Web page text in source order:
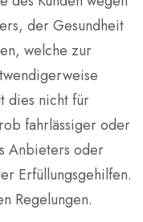
der Gesundheit
welche zur
dies nicht für
fahrlässiger oder
Anbieters oder
Erfüllungsgehilfen.
Regelungen.